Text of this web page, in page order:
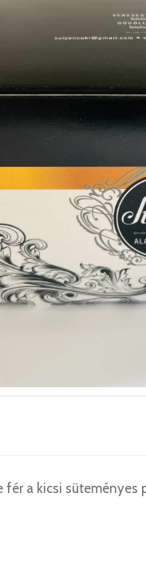
fér a kicsi süteményes